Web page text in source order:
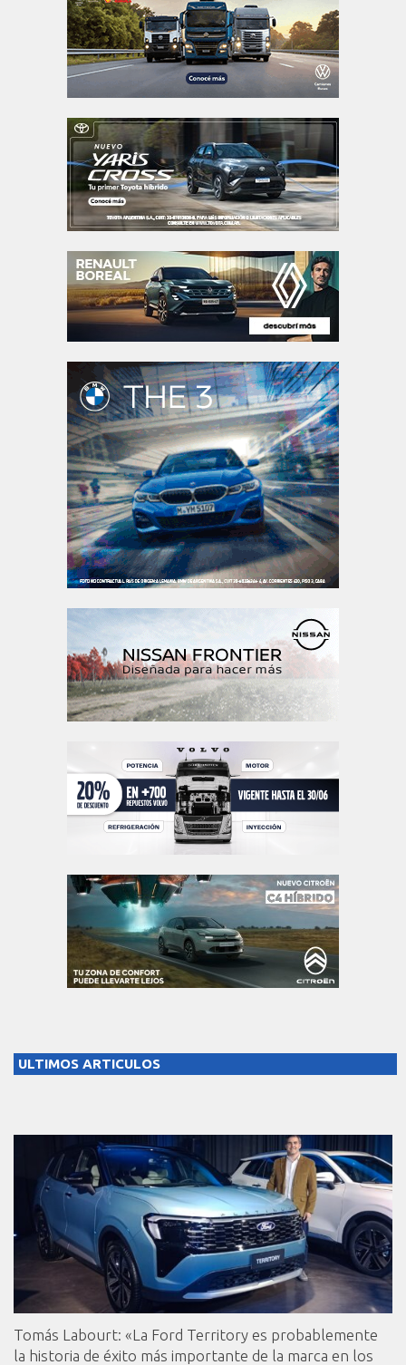
ULTIMOS ARTICULOS
Tomás Labourt: «La Ford Territory es probablemente
la historia de éxito más importante de la marca en los